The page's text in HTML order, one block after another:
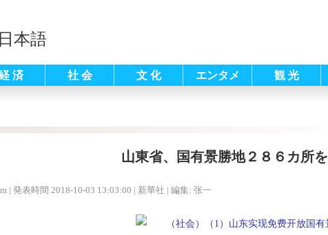
日本語
済 社 会 文 化 エンタメ 観 光
山東省、国有景勝地２８６カ所
| 発表時間 2018-10-03 13:03:00 | 新華社 | 編集: 张一